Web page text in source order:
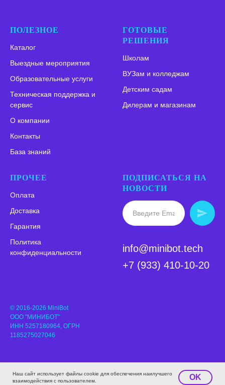
Наш сайт использует файлы cookie для обеспечения наилучшего
взаимодействия с пользователем.
OK
ПОЛЕЗНОЕ
Каталог
Выездные мероприятия
Образовательные услуги
Техническая поддержка и
сервис
О компании
Контакты
База знаний
ГОТОВЫЕ
РЕШЕНИЯ
Школам
ВУЗам и колледжам
Детским садам
Дилерам и магазинам
ПРОЧЕЕ
Оплата
Доставка
Гарантия
Политика
конфиденциальности
ПОДПИСАТЬСЯ НА
НОВОСТИ
info@minibot.tech
+7 (933) 410-10-20
© 2016-2026 MiniBot
ООО "МИНИБОТ"
ИНН 5257180964, ОГРН
1185275027046